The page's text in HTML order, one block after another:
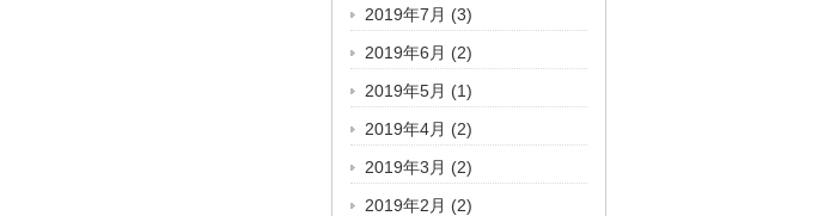
2019年7月 (3)
2019年6月 (2)
2019年5月 (1)
2019年4月 (2)
2019年3月 (2)
2019年2月 (2)